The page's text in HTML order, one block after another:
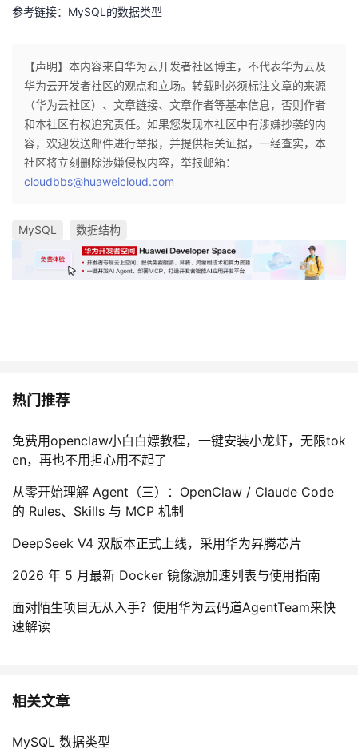
参考链接： MySQL的数据类型
【声明】本内容来自华为云开发者社区博主，不代表华为云及
华为云开发者社区的观点和立场。转载时必须标注文章的来源
（华为云社区）、文章链接、文章作者等基本信息，否则作者
和本社区有权追究责任。如果您发现本社区中有涉嫌抄袭的内
容，欢迎发送邮件进行举报，并提供相关证据，一经查实，本
社区将立刻删除涉嫌侵权内容，举报邮箱：
cloudbbs@huaweicloud.com
MySQL 数据结构
热门推荐
免费用openclaw小白白嫖教程，一键安装小龙虾，无限tok
en，再也不用担心用不起了
从零开始理解 Agent（三）：OpenClaw / Claude Code
的 Rules、Skills 与 MCP 机制
DeepSeek V4 双版本正式上线，采用华为昇腾芯片
2026 年 5 月最新 Docker 镜像源加速列表与使用指南
面对陌生项目无从入手？使用华为云码道AgentTeam来快
速解读
相关文章
MySQL 数据类型